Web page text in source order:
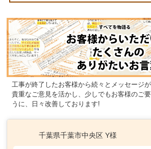
工事が終了したお客様から続々とメッセージ
貴重なご意見を活かし、少しでもお客様のご
うに、日々改善しております!
千葉県千葉市中央区 Y様